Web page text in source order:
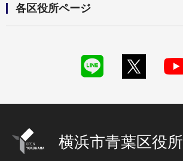
各区役所ページ
横浜市青葉区役所